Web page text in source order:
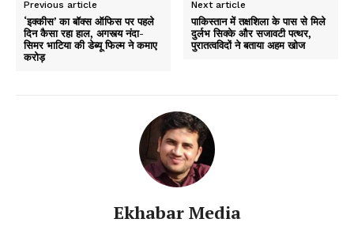
Previous article
‘इक्कीस’ का बॉक्स ऑफिस पर पहले
दिन कैसा रहा हाल, अगस्त्य नंदा-
सिमर भाटिया की डेब्यू फिल्म ने कमाए
करोड़
Next article
पाकिस्तान में तक्षशिला के पास से मिले
दुर्लभ सिक्के और सजावटी पत्थर,
पुरातत्वविदों ने बताया अहम खोज
Ekhabar Media